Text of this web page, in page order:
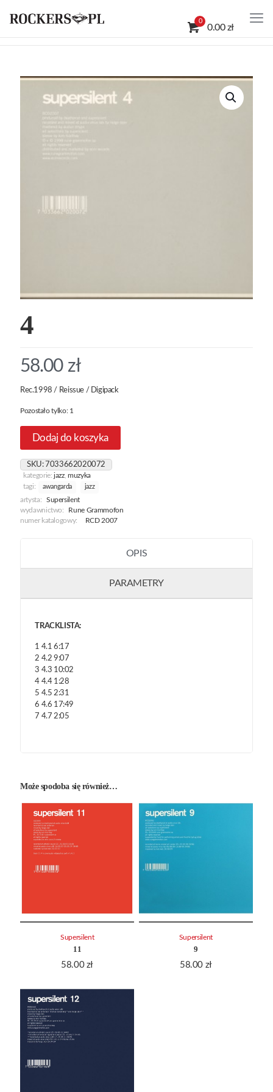
0
0.00 zł
4
58.00 zł
Rec.1998 / Reissue / Digipack
Pozostało tylko: 1
Dodaj do koszyka
SKU: 7033662020072
kategorie: jazz,muzyka
tagi:
awangarda jazz
artysta:
Supersilent
wydawnictwo:
Rune Grammofon
numer katalogowy:
RCD 2007
OPIS
PARAMETRY
TRACKLISTA:
1 4.1 6:17
2 4.2 9:07
3 4.3 10:02
4 4.4 1:28
5 4.5 2:31
6 4.6 17:49
7 4.7 2:05
Może spodoba się również…
11
58.00 zł
Supersilent
9
58.00 zł
Supersilent